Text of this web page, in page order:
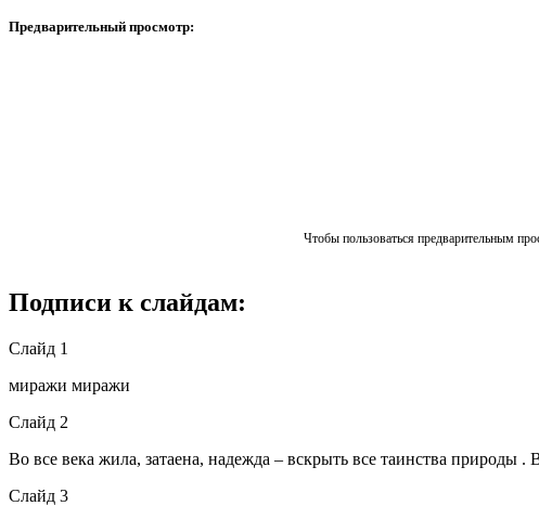
Предварительный просмотр:
Чтобы пользоваться предварительным
Подписи к слайдам:
Слайд 1
миражи миражи
Слайд 2
Во все века жила, затаена, надежда – вскрыть все таинства природы
Слайд 3